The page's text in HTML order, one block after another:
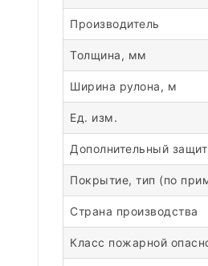
Производитель
Толщина, мм
Ширина рулона, м
Ед. изм.
Дополнительный
Покрытие, тип (по
Страна производства
Класс пожарной